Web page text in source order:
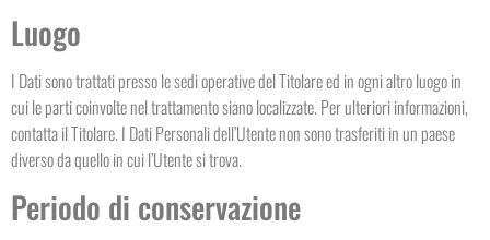
Luogo
I Dati sono trattati presso le sedi operative del Titolare ed in ogni altro luogo in
cui le parti coinvolte nel trattamento siano localizzate. Per ulteriori informazioni,
contatta il Titolare. I Dati Personali dell’Utente non sono trasferiti in un paese
diverso da quello in cui l’Utente si trova.
Periodo di conservazione